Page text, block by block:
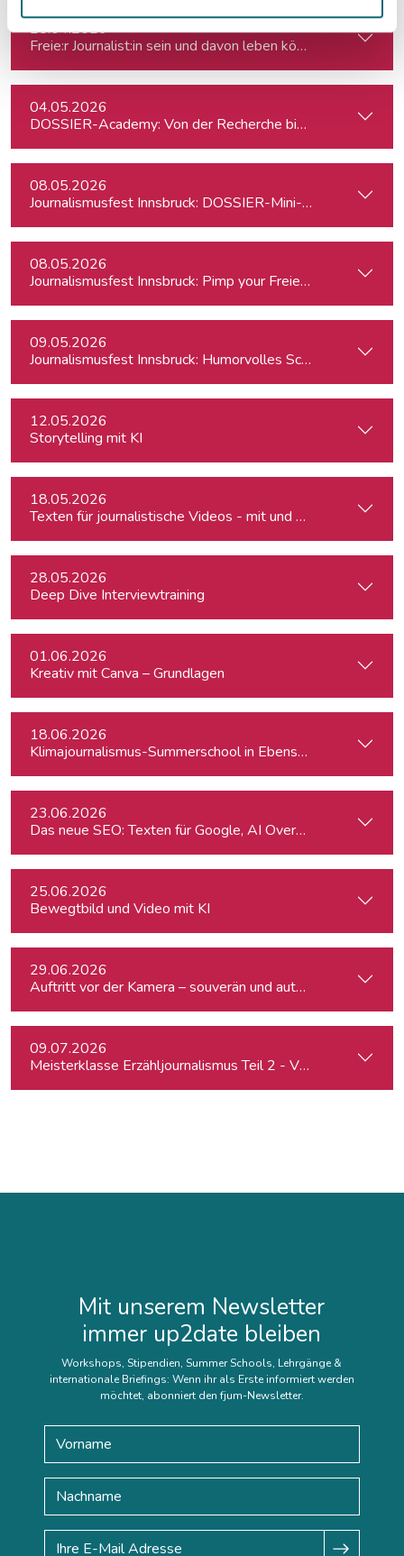
28.04.2026
Freie:r Journalist:in sein und davon leben können: So geht's
04.05.2026
DOSSIER-Academy: Von der Recherche bis zur
08.05.2026
Journalismusfest Innsbruck: DOSSIER-Mini-Academy
08.05.2026
Journalismusfest Innsbruck: Pimp your Freiendasein
09.05.2026
Journalismusfest Innsbruck: Humorvolles Schreiben
12.05.2026
Storytelling mit KI
18.05.2026
Texten für journalistische Videos - mit und ohne KI
28.05.2026
Deep Dive Interviewtraining
01.06.2026
Kreativ mit Canva – Grundlagen
18.06.2026
Klimajournalismus-Summerschool in Ebensee
23.06.2026
Das neue SEO: Texten für Google, AI Overviews, ChatGPT
25.06.2026
Bewegtbild und Video mit KI
29.06.2026
Auftritt vor der Kamera – souverän und authentisch
09.07.2026
Meisterklasse Erzähljournalismus Teil 2 - Von der Idee zur
Mit unserem Newsletter
immer up2date bleiben
Workshops, Stipendien, Summer Schools, Lehrgänge &
internationale Briefings: Wenn ihr als Erste informiert werden
möchtet, abonniert den fjum-Newsletter.